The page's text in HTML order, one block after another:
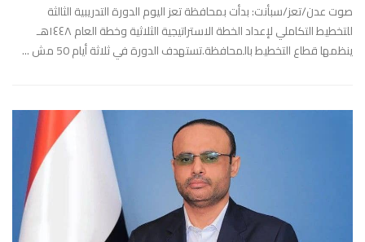
صوت عدن/تعز/سبأنت: بدأت بمحافظة تعز اليوم الدورة التدريبية الثالثة
للتخطيط التكاملي لإعداد الخطة الاستراتيجية الثلاثية وخطة العام ١٤٤٨هـ
ينظمها قطاع التخطيط بالمحافظة.تستهدف الدورة في ثلاثة أيام 50 مش ...